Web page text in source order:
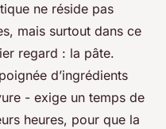
ne réside pas
mais surtout dans ce
regard : la pâte.
d’ingrédients
- exige un temps de
heures, pour que la